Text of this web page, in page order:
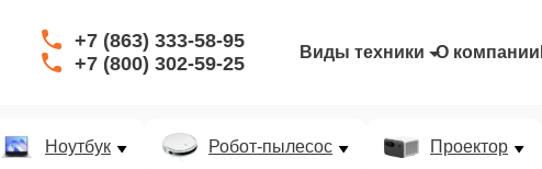
+7 (863) 333-58-95
+7 (800) 302-59-25
Виды техники О компании
Ноутбук Робот-пылесос Проектор